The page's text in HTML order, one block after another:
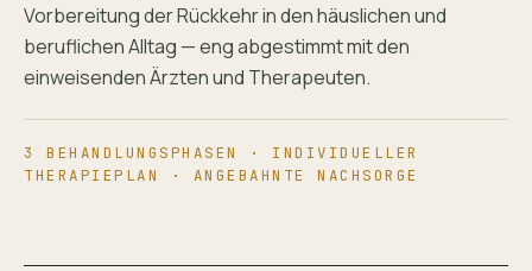
Vorbereitung der Rückkehr in den häuslichen und
beruflichen Alltag — eng abgestimmt mit den
einweisenden Ärzten und Therapeuten.
3 BEHANDLUNGSPHASEN · INDIVIDUELLER
THERAPIEPLAN · ANGEBAHNTE NACHSORGE